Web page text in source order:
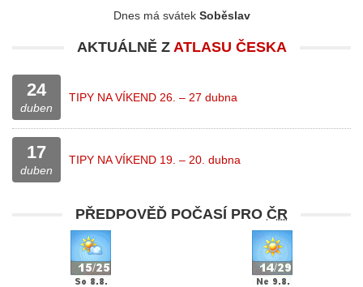
Dnes má svátek Soběslav
AKTUÁLNĚ Z ATLASU ČESKA
24
duben
TIPY NA VÍKEND 26. – 27 dubna
17
duben
TIPY NA VÍKEND 19. – 20. dubna
PŘEDPOVĚĎ POČASÍ PRO ČR